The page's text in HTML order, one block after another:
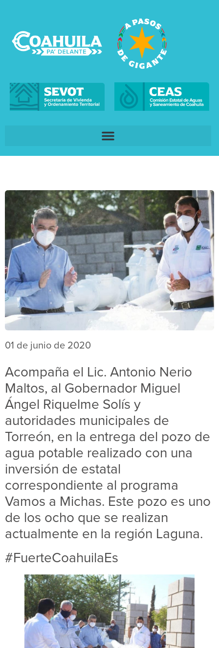
01 de junio de 2020
Acompaña el Lic. Antonio Nerio
Maltos, al Gobernador Miguel
Ángel Riquelme Solís y
autoridades municipales de
Torreón, en la entrega del pozo de
agua potable realizado con una
inversión de estatal
correspondiente al programa
Vamos a Michas. Este pozo es uno
de los ocho que se realizan
actualmente en la región Laguna.
#FuerteCoahuilaEs